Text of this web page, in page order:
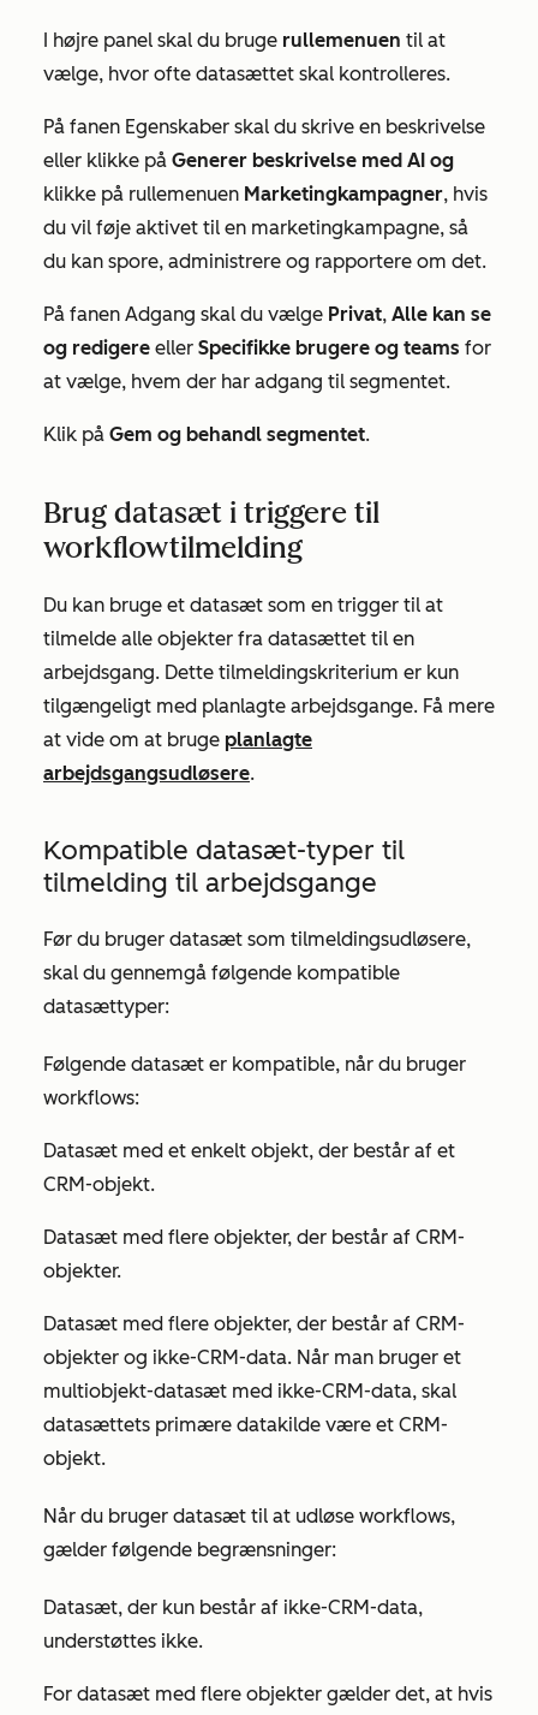
I højre panel skal du bruge rullemenuen til at
vælge, hvor ofte datasættet skal kontrolleres.
På fanen Egenskaber skal du skrive en beskrivelse
eller klikke på Generer beskrivelse med AI og
klikke på rullemenuen Marketingkampagner, hvis
du vil føje aktivet til en marketingkampagne, så
du kan spore, administrere og rapportere om det.
På fanen Adgang skal du vælge Privat, Alle kan se
og redigere eller Specifikke brugere og teams for
at vælge, hvem der har adgang til segmentet.
Klik på Gem og behandl segmentet.
Brug datasæt i triggere til
workflowtilmelding
Du kan bruge et datasæt som en trigger til at
tilmelde alle objekter fra datasættet til en
arbejdsgang. Dette tilmeldingskriterium er kun
tilgængeligt med planlagte arbejdsgange. Få mere
at vide om at bruge planlagte
arbejdsgangsudløsere.
Kompatible datasæt-typer til
tilmelding til arbejdsgange
Før du bruger datasæt som tilmeldingsudløsere,
skal du gennemgå følgende kompatible
datasættyper:
Følgende datasæt er kompatible, når du bruger
workflows:
Datasæt med et enkelt objekt, der består af et
CRM-objekt.
Datasæt med flere objekter, der består af CRM-
objekter.
Datasæt med flere objekter, der består af CRM-
objekter og ikke-CRM-data. Når man bruger et
multiobjekt-datasæt med ikke-CRM-data, skal
datasættets primære datakilde være et CRM-
objekt.
Når du bruger datasæt til at udløse workflows,
gælder følgende begrænsninger:
Datasæt, der kun består af ikke-CRM-data,
understøttes ikke.
For datasæt med flere objekter gælder det, at hvis